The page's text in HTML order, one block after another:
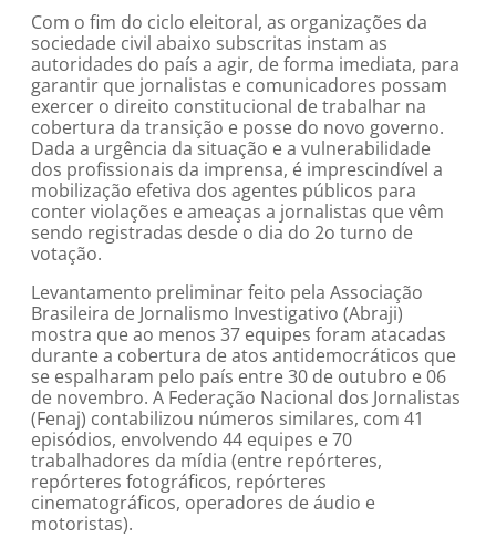
Com o fim do ciclo eleitoral, as organizações da
sociedade civil abaixo subscritas instam as
autoridades do país a agir, de forma imediata, para
garantir que jornalistas e comunicadores possam
exercer o direito constitucional de trabalhar na
cobertura da transição e posse do novo governo.
Dada a urgência da situação e a vulnerabilidade
dos profissionais da imprensa, é imprescindível a
mobilização efetiva dos agentes públicos para
conter violações e ameaças a jornalistas que vêm
sendo registradas desde o dia do 2o turno de
votação.
Levantamento preliminar feito pela Associação
Brasileira de Jornalismo Investigativo (Abraji)
mostra que ao menos 37 equipes foram atacadas
durante a cobertura de atos antidemocráticos que
se espalharam pelo país entre 30 de outubro e 06
de novembro. A Federação Nacional dos Jornalistas
(Fenaj) contabilizou números similares, com 41
episódios, envolvendo 44 equipes e 70
trabalhadores da mídia (entre repórteres,
repórteres fotográficos, repórteres
cinematográficos, operadores de áudio e
motoristas).